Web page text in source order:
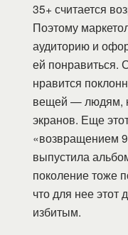
35+ считается
Поэтому
аудиторию и
ей понравиться.
нравится
вещей — людям,
экранов. Еще
«возвращением
выпустила
поколение тоже
что для нее этот
избитым.